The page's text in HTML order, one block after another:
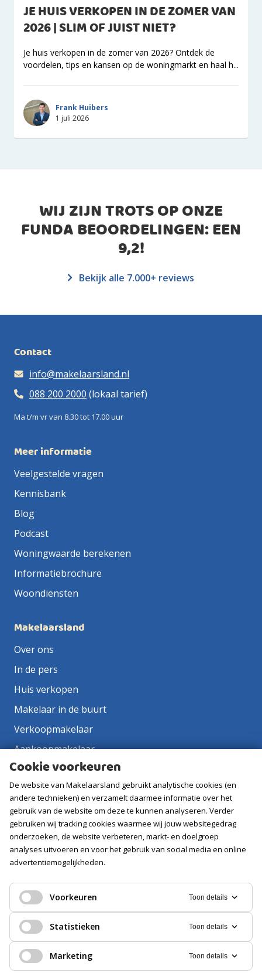
JE HUIS VERKOPEN IN DE ZOMER VAN
2026 | SLIM OF JUIST NIET?
Je huis verkopen in de zomer van 2026? Ontdek de
voordelen, tips en kansen op de woningmarkt en haal h...
Frank Huibers
1 juli 2026
WIJ ZIJN TROTS OP ONZE
FUNDA BEOORDELINGEN: EEN
9,2!
Bekijk alle 7.000+ reviews
Contact
info@makelaarsland.nl
088 200 2000 (lokaal tarief)
Ma t/m vr van 8.30 tot 17.00 uur
Meer informatie
Veelgestelde vragen
Kennisbank
Blog
Podcast
Woningwaarde berekenen
Informatiebrochure
Woondiensten
Makelaarsland
Over ons
In de pers
Huis verkopen
Makelaar in de buurt
Verkoopmakelaar
Aankoopmakelaar
Contact
Vacatures
Volg ons
Cookie voorkeuren
De website van Makelaarsland gebruikt analytische cookies (en
andere technieken) en verzamelt daarmee informatie over het
gebruik van de website om deze te kunnen analyseren. Verder
gebruiken wij tracking cookies waarmee wij jouw websitegedrag
onderzoeken, de website verbeteren, markt- en doelgroep
analyses uitvoeren en voor het gebruik van social media en online
advertentiemogelijkheden.
Voorkeuren Toon details
Statistieken Toon details
Marketing Toon details